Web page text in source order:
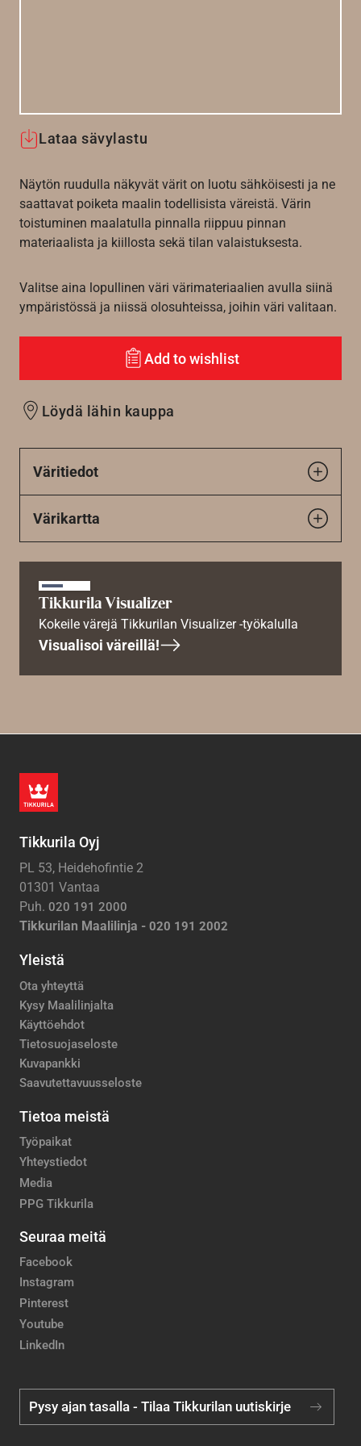
Lataa sävylastu
Näytön ruudulla näkyvät värit on luotu sähköisesti ja ne
saattavat poiketa maalin todellisista väreistä. Värin
toistuminen maalatulla pinnalla riippuu pinnan
materiaalista ja kiillosta sekä tilan valaistuksesta.
Valitse aina lopullinen väri värimateriaalien avulla siinä
ympäristössä ja niissä olosuhteissa, joihin väri valitaan.
Add to wishlist
Löydä lähin kauppa
Väritiedot
Värikartta
Tikkurila Visualizer
Kokeile värejä Tikkurilan Visualizer -työkalulla
Visualisoi väreillä!
Tikkurila Oyj
PL 53, Heidehofintie 2
01301 Vantaa
Puh. 020 191 2000
Tikkurilan Maalilinja - 020 191 2002
Yleistä
Ota yhteyttä
Kysy Maalilinjalta
Käyttöehdot
Tietosuojaseloste
Kuvapankki
Saavutettavuusseloste
Tietoa meistä
Työpaikat
Yhteystiedot
Media
PPG Tikkurila
Seuraa meitä
Facebook
Instagram
Pinterest
Youtube
LinkedIn
Pysy ajan tasalla - Tilaa Tikkurilan uutiskirje